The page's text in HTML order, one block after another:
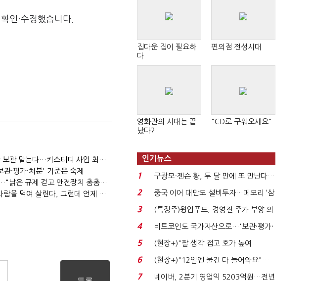
인·수정했습니다.
두나무, 경찰청 압수 가상자산 보관 맡는다…커스터디 사업 최종 낙찰
·평가·처분' 기준은 숙제
게임산업법 전면 손질 공감대…"낡은 규제 걷고 안전장치 촘촘히 해야"
(최홍규의 피지컬 AI)로봇이 사람을 먹여 살린다, 그런데 언제 먹여야 할지는 모른다
집다운 집이 필요하
다
편의점 전성시대
영화관의 시대는 끝
났다?
"CD로 구워오세요"
인기뉴스
1
구광모-젠슨 황, 두 달 만에 또 만난다…
로봇·AI 등 논...
2
중국 이어 대만도 설비투자…메모리 ‘삼
국전쟁’
3
(특징주)윙입푸드, 경영진 주가 부양 의
지에 상한가...
4
비트코인도 국가자산으로…'보관·평가·
처분' 기준은 ...
5
(현장+)"팔 생각 접고 호가 높여
요"…'덜 똘똘한 한 채' 20...
6
(현장+)"12일엔 물건 다 들어와요"…
빈 매대 채우며 문 연 ...
7
네이버, 2분기 영업익 5203억원…전년